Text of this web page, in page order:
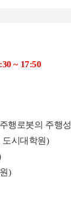
~ 17:50
행로봇의 주행
도시대학원)
)